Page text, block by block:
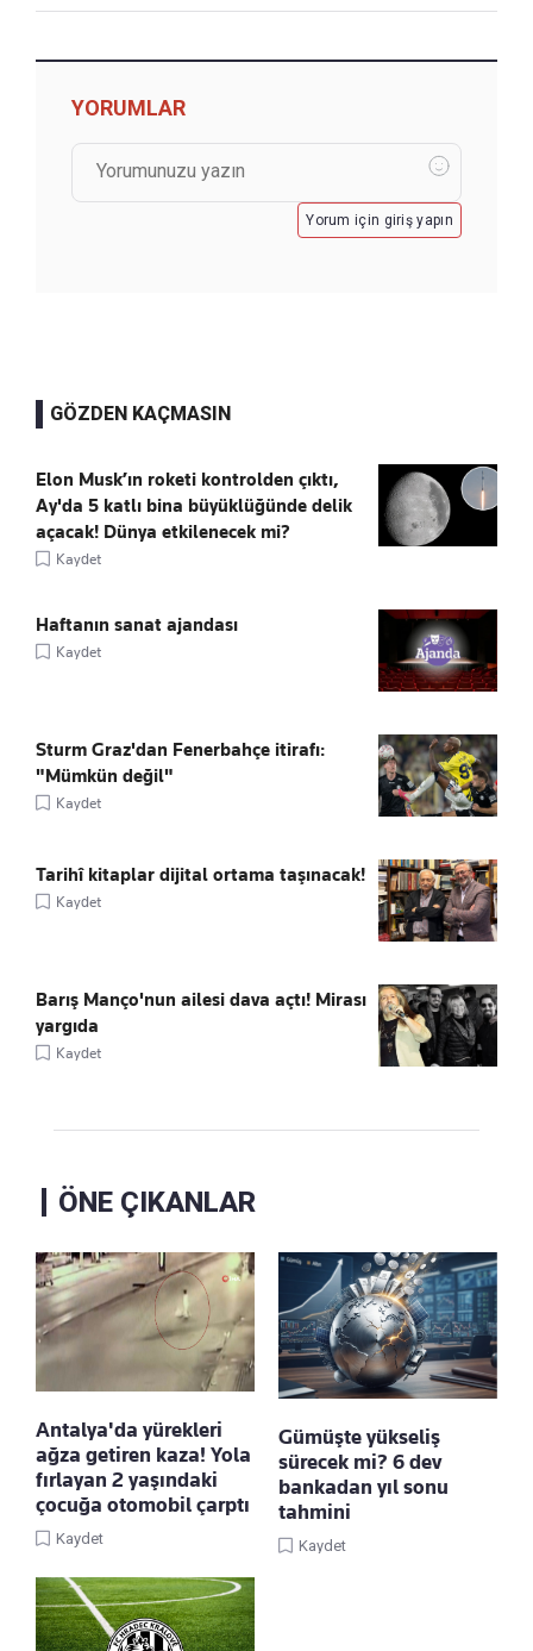
YORUMLAR
Yorum için giriş yapın
GÖZDEN KAÇMASIN
Elon Musk’ın roketi kontrolden çıktı,
Ay'da 5 katlı bina büyüklüğünde delik
açacak! Dünya etkilenecek mi?
Kaydet
Haftanın sanat ajandası
Kaydet
Sturm Graz'dan Fenerbahçe itirafı:
"Mümkün değil"
Kaydet
Tarihî kitaplar dijital ortama taşınacak!
Kaydet
Barış Manço'nun ailesi dava açtı! Mirası
yargıda
Kaydet
ÖNE ÇIKANLAR
Antalya'da yürekleri
ağza getiren kaza! Yola
fırlayan 2 yaşındaki
çocuğa otomobil çarptı
Kaydet
Gümüşte yükseliş
sürecek mi? 6 dev
bankadan yıl sonu
tahmini
Kaydet